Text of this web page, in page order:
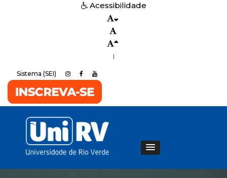
Acessibilidade
|
Sistema (SEI)